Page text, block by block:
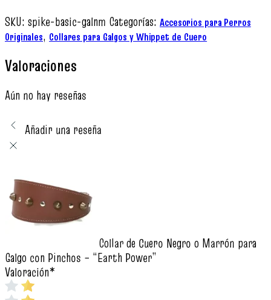
SKU: spike-basic-galnm Categorías: Accesorios para Perros
Originales, Collares para Galgos y Whippet de Cuero
Valoraciones
Aún no hay reseñas
Añadir una reseña
Collar de Cuero Negro o Marrón para
Galgo con Pinchos – “Earth Power”
Valoración*